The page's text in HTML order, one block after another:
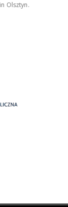
Olsztyn.